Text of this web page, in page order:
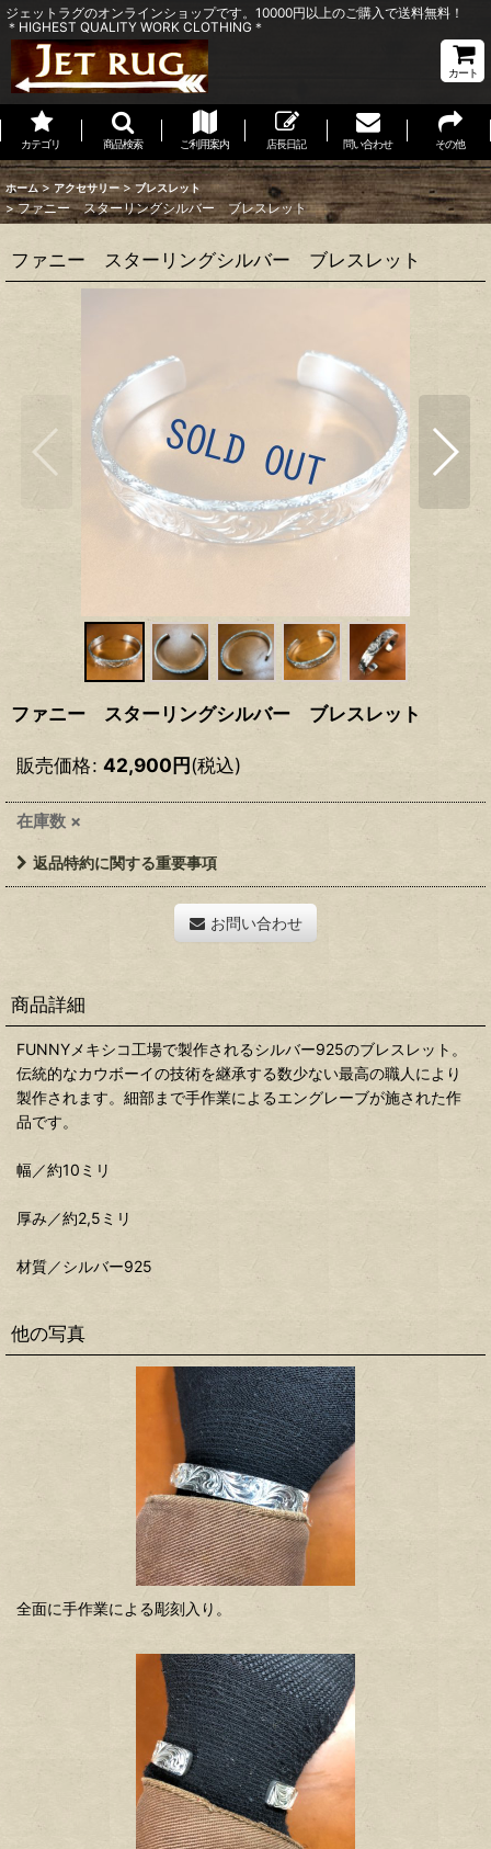
ジェットラグのオンラインショップです。10000円以上のご購入で送料無料！
＊HIGHEST QUALITY WORK CLOTHING＊
カート
カテゴリ 商品検索 ご利用案内 店長日記 問い合わせ その他
ホーム > アクセサリー > ブレスレット
> ファニー スターリングシルバー ブレスレット
ファニー スターリングシルバー ブレスレット
ファニー スターリングシルバー ブレスレット
販売価格: 42,900円(税込)
在庫数 ×
返品特約に関する重要事項
お問い合わせ
商品詳細
FUNNYメキシコ工場で製作されるシルバー925のブレスレット。
伝統的なカウボーイの技術を継承する数少ない最高の職人により
製作されます。細部まで手作業によるエングレーブが施された作
品です。
幅／約10ミリ
厚み／約2,5ミリ
材質／シルバー925
他の写真
全面に手作業による彫刻入り。